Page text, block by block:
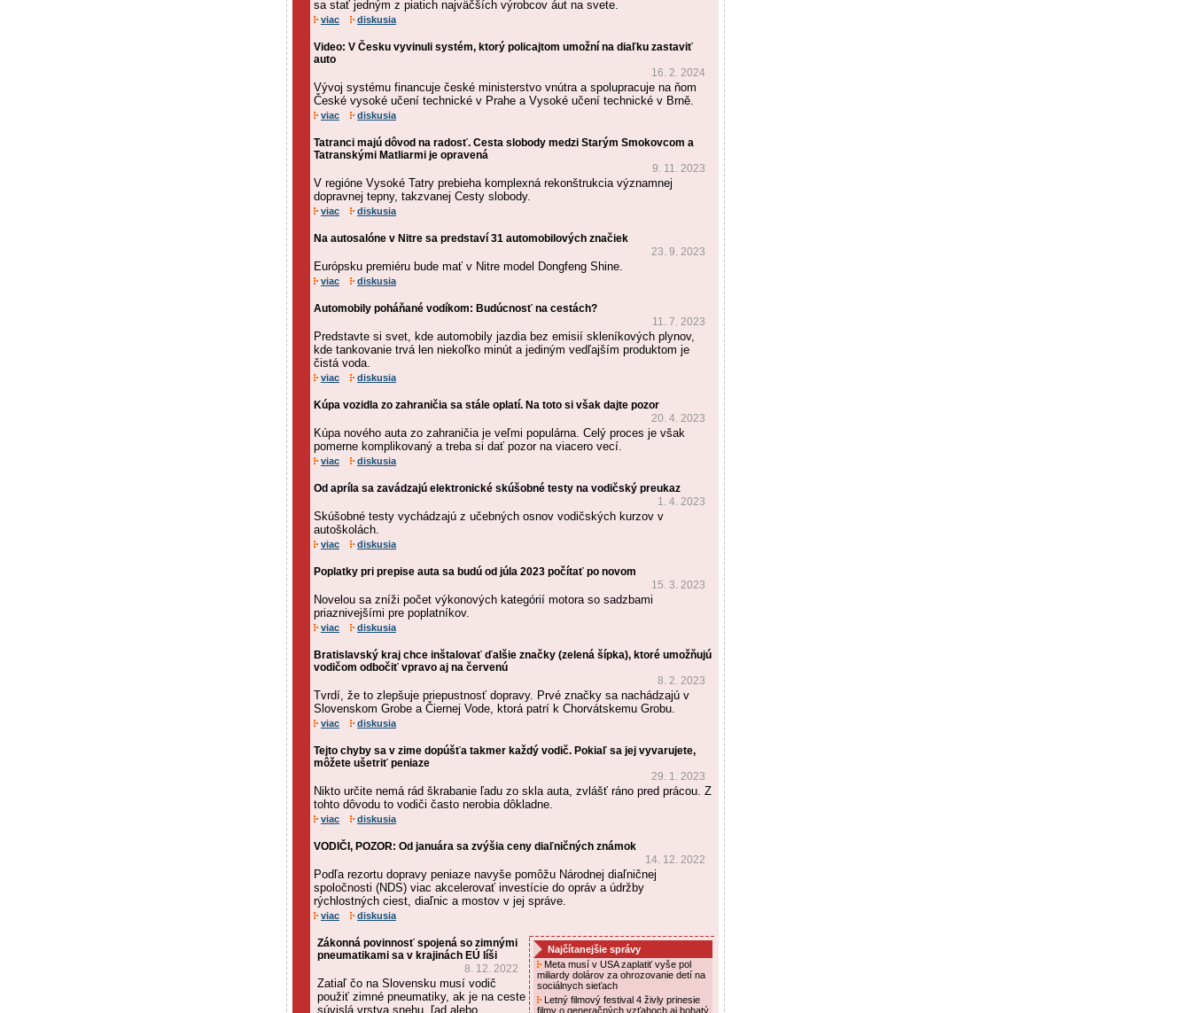
sa stať jedným z piatich najväčších výrobcov áut na svete.
viac diskusia
Video: V Česku vyvinuli systém, ktorý policajtom umožní na diaľku zastaviť
auto
16. 2. 2024
Vývoj systému financuje české ministerstvo vnútra a spolupracuje na ňom
České vysoké učení technické v Prahe a Vysoké učení technické v Brně.
viac diskusia
Tatranci majú dôvod na radosť. Cesta slobody medzi Starým Smokovcom a
Tatranskými Matliarmi je opravená
9. 11. 2023
V regióne Vysoké Tatry prebieha komplexná rekonštrukcia významnej
dopravnej tepny, takzvanej Cesty slobody.
viac diskusia
Na autosalóne v Nitre sa predstaví 31 automobilových značiek
23. 9. 2023
Európsku premiéru bude mať v Nitre model Dongfeng Shine.
viac diskusia
Automobily poháňané vodíkom: Budúcnosť na cestách?
11. 7. 2023
Predstavte si svet, kde automobily jazdia bez emisií skleníkových plynov,
kde tankovanie trvá len niekoľko minút a jediným vedľajším produktom je
čistá voda.
viac diskusia
Kúpa vozidla zo zahraničia sa stále oplatí. Na toto si však dajte pozor
20. 4. 2023
Kúpa nového auta zo zahraničia je veľmi populárna. Celý proces je však
pomerne komplikovaný a treba si dať pozor na viacero vecí.
viac diskusia
Od apríla sa zavádzajú elektronické skúšobné testy na vodičský preukaz
1. 4. 2023
Skúšobné testy vychádzajú z učebných osnov vodičských kurzov v
autoškolách.
viac diskusia
Poplatky pri prepise auta sa budú od júla 2023 počítať po novom
15. 3. 2023
Novelou sa zníži počet výkonových kategórií motora so sadzbami
priaznivejšími pre poplatníkov.
viac diskusia
Bratislavský kraj chce inštalovať ďalšie značky (zelená šípka), ktoré umožňujú
vodičom odbočiť vpravo aj na červenú
8. 2. 2023
Tvrdí, že to zlepšuje priepustnosť dopravy. Prvé značky sa nachádzajú v
Slovenskom Grobe a Čiernej Vode, ktorá patrí k Chorvátskemu Grobu.
viac diskusia
Tejto chyby sa v zime dopúšťa takmer každý vodič. Pokiaľ sa jej vyvarujete,
môžete ušetriť peniaze
29. 1. 2023
Nikto určite nemá rád škrabanie ľadu zo skla auta, zvlášť ráno pred prácou. Z
tohto dôvodu to vodiči často nerobia dôkladne.
viac diskusia
VODIČI, POZOR: Od januára sa zvýšia ceny diaľničných známok
14. 12. 2022
Podľa rezortu dopravy peniaze navyše pomôžu Národnej diaľničnej
spoločnosti (NDS) viac akcelerovať investície do opráv a údržby
rýchlostných ciest, diaľnic a mostov v jej správe.
viac diskusia
Zákonná povinnosť spojená so zimnými
pneumatikami sa v krajinách EÚ líši
8. 12. 2022
Zatiaľ čo na Slovensku musí vodič
použiť zimné pneumatiky, ak je na ceste
súvislá vrstva snehu, ľad alebo
Najčítanejšie správy
Meta musí v USA zaplatiť vyše pol
miliardy dolárov za ohrozovanie detí na
sociálnych sieťach
Letný filmový festival 4 živly prinesie
filmy o generačných vzťahoch aj bohatý